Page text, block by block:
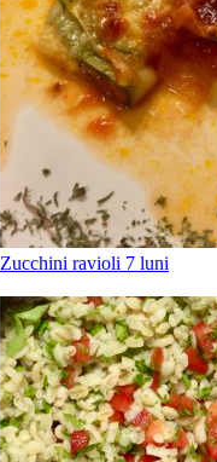
Zucchini ravioli 7 luni